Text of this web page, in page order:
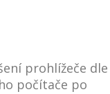
prohlížeče dle
počítače po